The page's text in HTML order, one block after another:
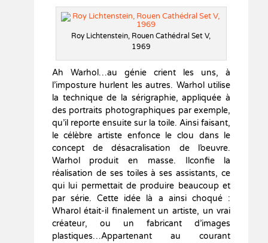
Roy Lichtenstein, Rouen Cathédral Set V,
1969
Ah Warhol…au génie crient les uns, à
l’imposture hurlent les autres. Warhol utilise
la technique de la sérigraphie, appliquée à
des portraits photographiques par exemple,
qu’il reporte ensuite sur la toile. Ainsi faisant,
le célèbre artiste enfonce le clou dans le
concept de désacralisation de l’oeuvre.
Warhol produit en masse. Ilconfie la
réalisation de ses toiles à ses assistants, ce
qui lui permettait de produire beaucoup et
par série. Cette idée là a ainsi choqué :
Wharol était-il finalement un artiste, un vrai
créateur, ou un fabricant d’images
plastiques…Appartenant au courant